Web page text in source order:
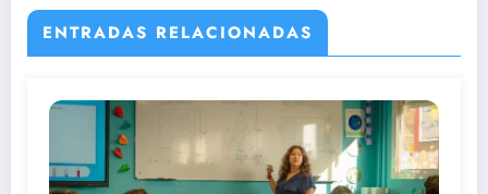
ENTRADAS RELACIONADAS